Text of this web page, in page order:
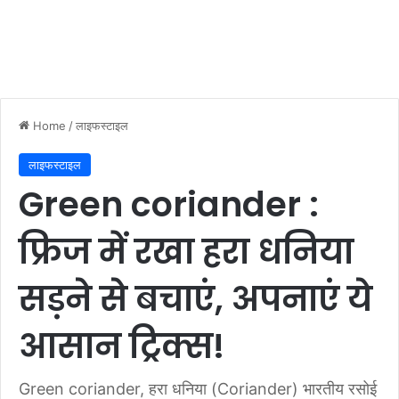
Home /लाइफस्टाइल
लाइफस्टाइल
Green coriander :
फ्रिज में रखा हरा धनिया
सड़ने से बचाएं, अपनाएं ये
आसान ट्रिक्स!
Green coriander, हरा धनिया (Coriander) भारतीय रसोई